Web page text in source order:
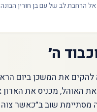
לב של עם בן חורין הבונה
ה׳
את המשכן ביום
האוהל, מכניס את
שוב ב״כאשר